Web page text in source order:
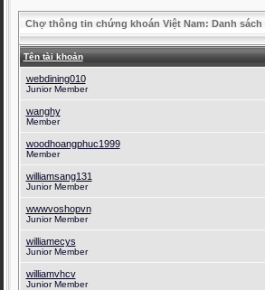
Chợ thông tin chứng khoán Việt Nam: Danh sách
Tên tài khoản
webdining010
Junior Member
wanghy
Member
woodhoangphuc1999
Member
williamsang131
Junior Member
wwwvoshopvn
Junior Member
williamecys
Junior Member
williamvhcv
Junior Member